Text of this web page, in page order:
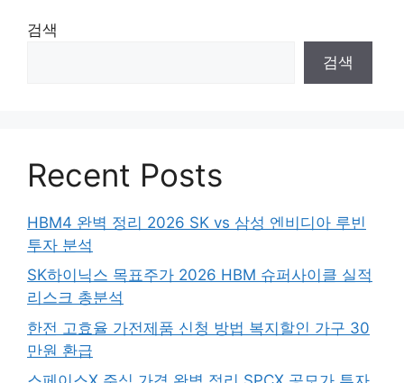
검색
검색
Recent Posts
HBM4 완벽 정리 2026 SK vs 삼성 엔비디아 루빈
투자 분석
SK하이닉스 목표주가 2026 HBM 슈퍼사이클 실적
리스크 총분석
한전 고효율 가전제품 신청 방법 복지할인 가구 30
만원 환급